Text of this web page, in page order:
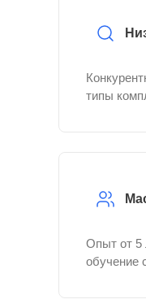
типы
Опыт от 5
обучение